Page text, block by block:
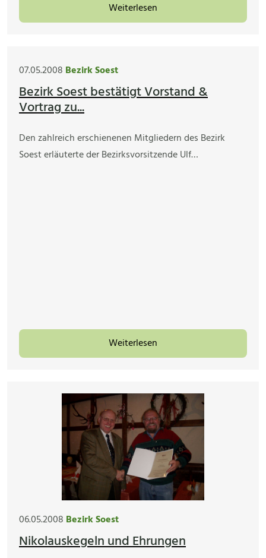
Weiterlesen
07.05.2008 Bezirk Soest
Bezirk Soest bestätigt Vorstand &
Vortrag zu...
Den zahlreich erschienenen Mitgliedern des Bezirk
Soest erläuterte der Bezirksvorsitzende Ulf…
Weiterlesen
06.05.2008 Bezirk Soest
Nikolauskegeln und Ehrungen